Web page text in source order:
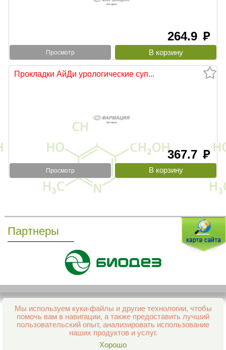
264.9 руб
Просмотр
Прокладки АйДи урологические суп...
367.7 руб
Просмотр
Партнеры
Мы используем куки-файлы и другие технологии, чтобы
помочь вам в навигации, а также предоставить лучший
пользовательский опыт, анализировать использование
наших продуктов и услуг.
Хорошо
Все права защищены и охраняются законом
© 2013–2026 Интернет-аптека Фармация
support@aptekapenza.ru
Телефон: Служба обработки заказов 99-98-28